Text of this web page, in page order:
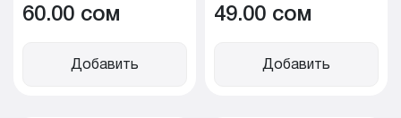
60.00 cом
Добавить
49.00 cом
Добавить